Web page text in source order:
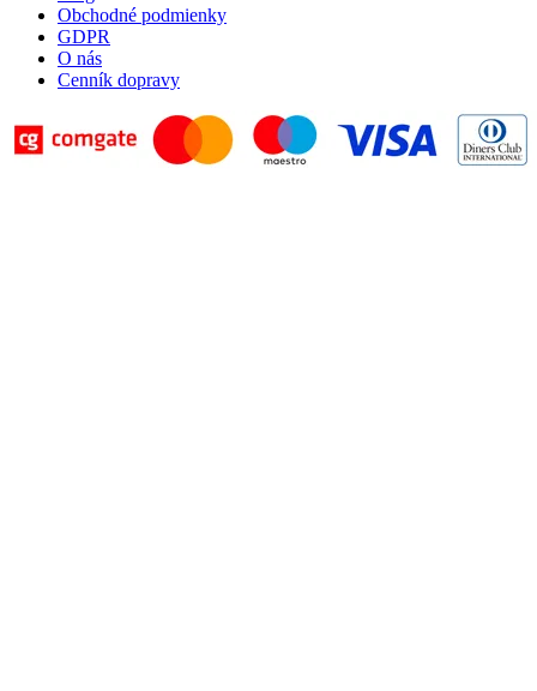
Obchodné podmienky
GDPR
O nás
Cenník dopravy